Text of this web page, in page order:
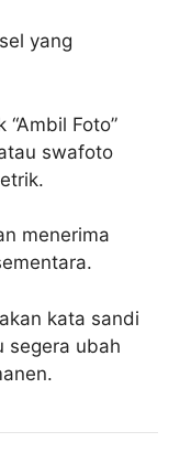
yang
“Ambil Foto”
swafoto
menerima
kata sandi
segera ubah